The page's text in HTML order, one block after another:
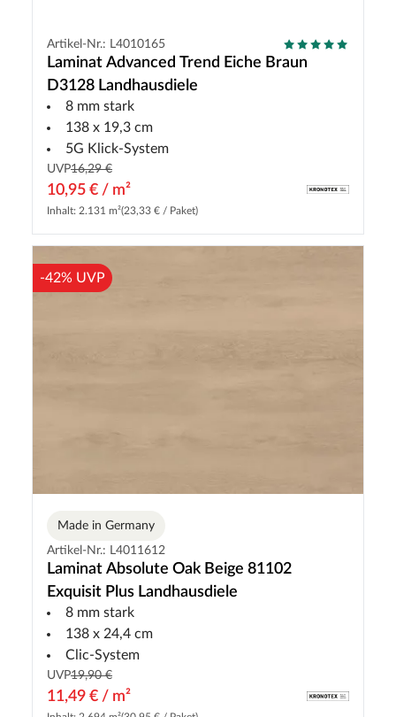
Artikel-Nr.: L4010165
Laminat Advanced Trend Eiche Braun
D3128 Landhausdiele
8 mm stark
138 x 19,3 cm
5G Klick-System
UVP16,29 €
10,95 € / m²
Inhalt: 2.131 m²(23,33 € / Paket)
-42% UVP
Made in Germany
Artikel-Nr.: L4011612
Laminat Absolute Oak Beige 81102
Exquisit Plus Landhausdiele
8 mm stark
138 x 24,4 cm
Clic-System
UVP19,90 €
11,49 € / m²